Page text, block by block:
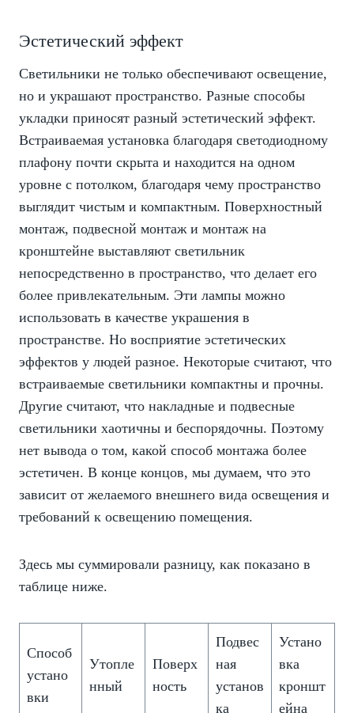
Эстетический эффект
Светильники не только обеспечивают освещение,
но и украшают пространство. Разные способы
укладки приносят разный эстетический эффект.
Встраиваемая установка благодаря светодиодному
плафону почти скрыта и находится на одном
уровне с потолком, благодаря чему пространство
выглядит чистым и компактным. Поверхностный
монтаж, подвесной монтаж и монтаж на
кронштейне выставляют светильник
непосредственно в пространство, что делает его
более привлекательным. Эти лампы можно
использовать в качестве украшения в
пространстве. Но восприятие эстетических
эффектов у людей разное. Некоторые считают, что
встраиваемые светильники компактны и прочны.
Другие считают, что накладные и подвесные
светильники хаотичны и беспорядочны. Поэтому
нет вывода о том, какой способ монтажа более
эстетичен. В конце концов, мы думаем, что это
зависит от желаемого внешнего вида освещения и
требований к освещению помещения.
Здесь мы суммировали разницу, как показано в
таблице ниже.
Способ
устано
вки
Утопле
нный
Поверх
ность
Подвес
ная
установ
ка
Устано
вка
кроншт
ейна